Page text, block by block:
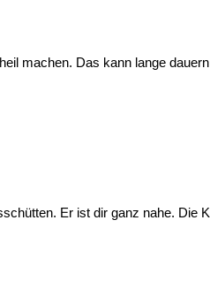
machen. Das kann lange
Er ist dir ganz nahe. Die